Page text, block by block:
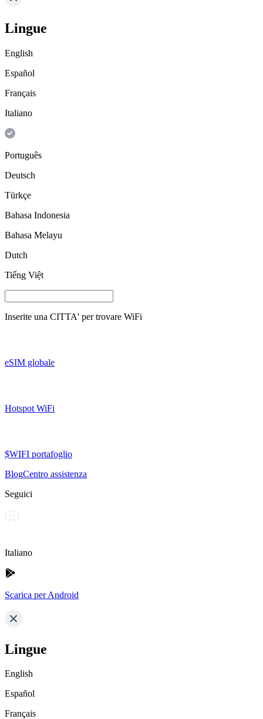
Lingue
English
Español
Français
Italiano
Português
Deutsch
Türkçe
Bahasa Indonesia
Bahasa Melayu
Dutch
Tiếng Việt
Inserite una CITTA' per trovare WiFi
eSIM globale
Hotspot WiFi
$WIFI portafoglio
BlogCentro assistenza
Seguici
Italiano
Scarica per Android
Lingue
English
Español
Français